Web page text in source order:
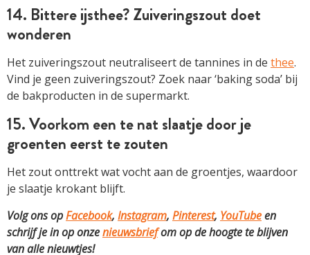
14. Bittere ijsthee? Zuiveringszout doet
wonderen
Het zuiveringszout neutraliseert de tannines in de thee.
Vind je geen zuiveringszout? Zoek naar ‘baking soda’ bij
de bakproducten in de supermarkt.
15. Voorkom een te nat slaatje door je
groenten eerst te zouten
Het zout onttrekt wat vocht aan de groentjes, waardoor
je slaatje krokant blijft.
Volg ons opFacebook, Instagram, Pinterest, YouTubeen
schrijf je in op onzenieuwsbriefom op de hoogte te blijven
van alle nieuwtjes!